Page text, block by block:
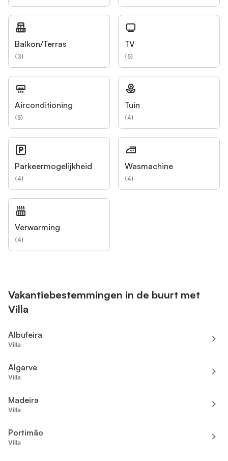
Balkon/Terras
(3)
TV
(5)
Airconditioning
(5)
Tuin
(4)
Parkeermogelijkheid
(4)
Wasmachine
(4)
Verwarming
(4)
Vakantiebestemmingen in de buurt met
Villa
Albufeira
Villa
Algarve
Villa
Madeira
Villa
Portimão
Villa